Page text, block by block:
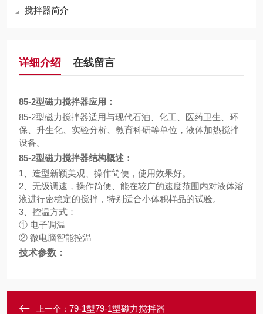
搅拌器简介
详细介绍 在线留言
85-2型磁力搅拌器应用：
85-2型磁力搅拌器适用与现代石油、化工、医药卫生、环
保、升生化、实验分析、教育科研等单位，液体加热搅拌
设备。
85-2型磁力搅拌器结构概述：
1
、造型新颖美观、操作简便，使用效果好。
2 、无级调速，操作简便、能在较广的速度范围内对液体溶
液进行密稳定的搅拌，特别适合小体积样品的试验。
3 、控温方式：
① 电子调温
② 微电脑智能控温
技术参数：
上一个： 79-1型79-1型磁力搅拌器